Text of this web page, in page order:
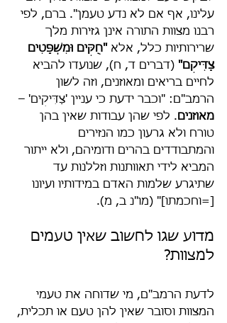
עלינו, אף אם לא נדע טעמן". ברם, לפי
רבנו מצוות התורה אינן גזירות מלך
שרירותיות כלל, אלא "חֻקִּים וּמִשְׁפָּטִים
צַדִּיקִם" (דברים ד, ח), שנועדו להביא
לחיים בריאים ומאוזנים, וזה לשון
הרמב"ם: "וכבר ידעת כי עניין 'צַדִּיקִים' –
מאוזנים . לפי שהן עבודות שאין בהן
טורח ולא גרעון כמו הנזירים
והמתבודדים בהרים ודומיהם, ולא ייתור
המביא לידי תאוותנות וזללנות עד
שתיגרע שלמות האדם במידותיו ועיונו
[=וחכמתו]" (מו"נ ב, מ).
מדוע שגו לחשוב שאין טעמים
למצוות?
לדעת הרמב"ם, מי שדוחה את טעמי
המצוות וסובר שאין להן טעם או תכלית,